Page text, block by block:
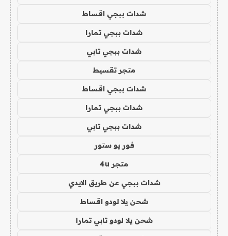
شدات ببجي اقساط
شدات ببجي تمارا
شدات ببجي تابي
متجر تقسيط
شدات ببجي اقساط
شدات ببجي تمارا
شدات ببجي تابي
فور يو ستور
متجر 4u
شدات ببجي عن طريق الايدي
شحن يلا لودو اقساط
شحن يلا لودو تابي تمارا